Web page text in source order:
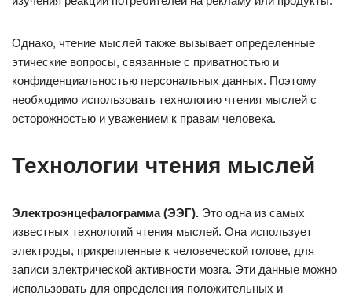
Однако, чтение мыслей также вызывает определенные
этические вопросы, связанные с приватностью и
конфиденциальностью персональных данных. Поэтому
необходимо использовать технологию чтения мыслей с
осторожностью и уважением к правам человека.
Технологии чтения мыслей
Электроэнцефалограмма (ЭЭГ). Это одна из самых
известных технологий чтения мыслей. Она использует
электроды, прикрепленные к человеческой голове, для
записи электрической активности мозга. Эти данные можно
использовать для определения положительных и